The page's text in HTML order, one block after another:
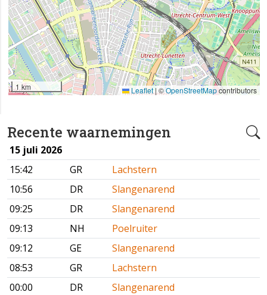
Recente waarnemingen
15 juli 2026
15:42
GR
Lachstern
10:56
DR
Slangenarend
09:25
DR
Slangenarend
09:13
NH
Poelruiter
09:12
GE
Slangenarend
08:53
GR
Lachstern
00:00
DR
Slangenarend
1 km Leaflet | ©OpenStreetMapcontributors